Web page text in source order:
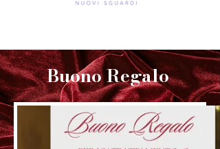
Buono Regalo